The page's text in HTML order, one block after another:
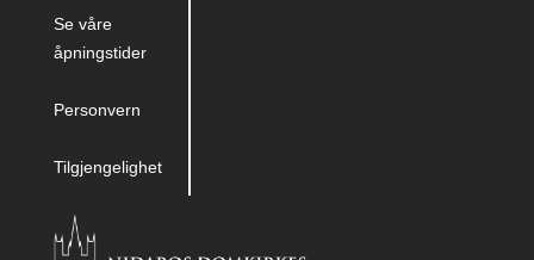
Se våre
åpningstider
Personvern
Tilgjengelighet